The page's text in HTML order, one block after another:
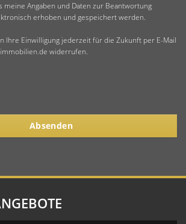
meine Angaben und Daten zur Beantwortung
erhoben und gespeichert werden.
Ihre Einwilligung jederzeit für die Zukunft per E-Mail
widerrufen.
Absenden